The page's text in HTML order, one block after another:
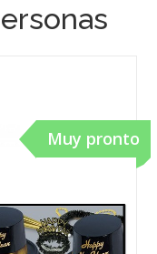
Muy pronto